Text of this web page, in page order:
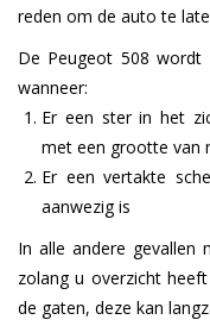
reden om de auto te
De Peugeot 508
wanneer:
Er een ster in het
met een grootte van
Er een vertakte
aanwezig is
In alle andere gevallen
zolang u overzicht
de gaten, deze kan